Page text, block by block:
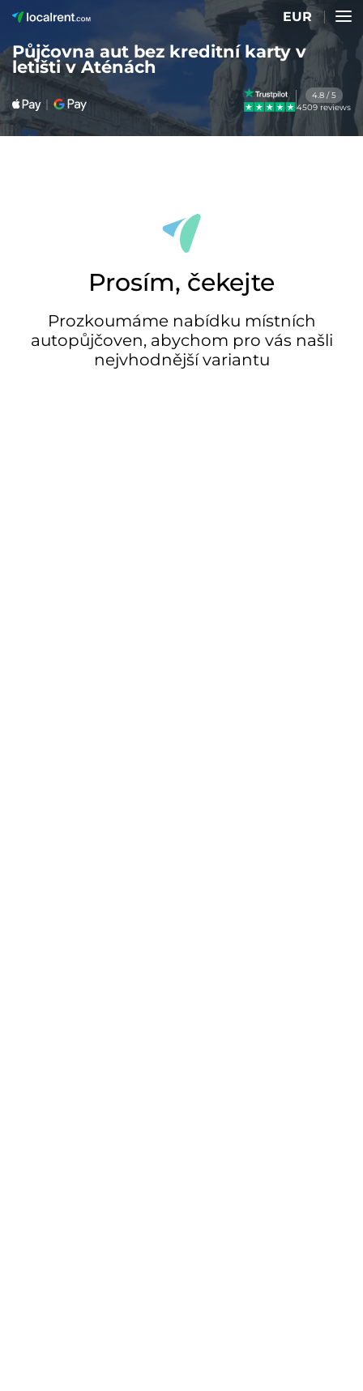
EUR
Půjčovna aut bez kreditní karty v
letišti v Aténách
4.8 / 5
4509 reviews
Prosím, čekejte
Prozkoumáme nabídku místních
autopůjčoven, abychom pro vás našli
nejvhodnější variantu